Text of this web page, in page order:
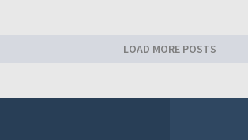
LOAD MORE POSTS